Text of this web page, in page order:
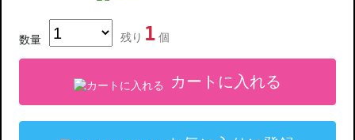
数量 残り 1 個
カートに入れる